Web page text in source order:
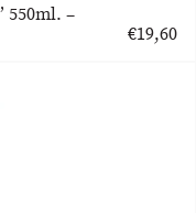
550ml. –
€19,60